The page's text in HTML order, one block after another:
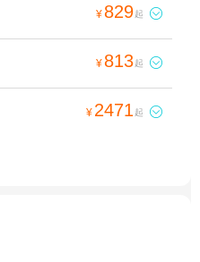
¥ 829起 
¥ 813起 
¥ 2471 起 